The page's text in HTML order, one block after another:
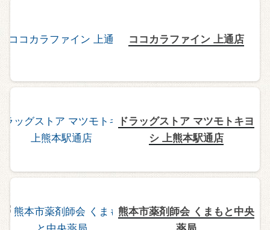
ココカラファイン 上通店
ドラッグストア マツモトキヨ
シ 上熊本駅通店
熊本市薬剤師会 くまもと中央